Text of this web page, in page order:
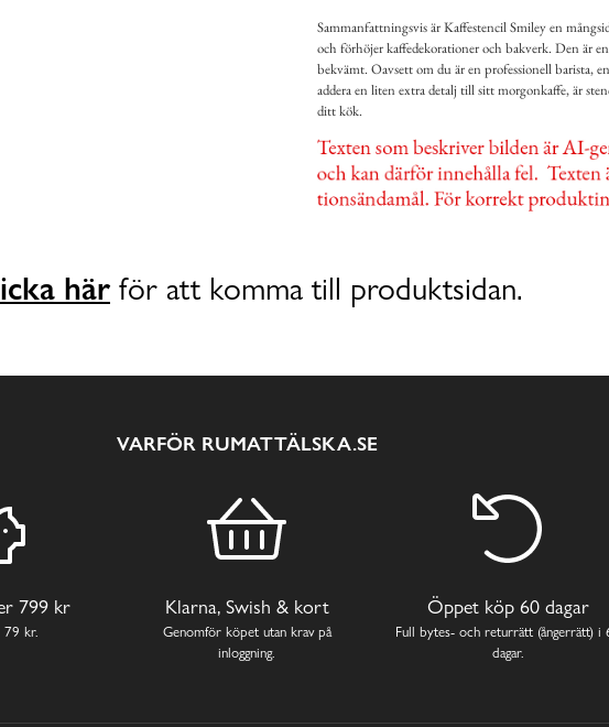
Sammanfattningsvis är Kaffestencil Smiley en
och förhöjer kaffedekorationer och bakverk. Den är
bekvämt. Oavsett om du är en professionell barista,
addera en liten extra detalj till sitt morgonkaffe, är
ditt kök.
här för att komma till produktsidan.
VARFÖR RUMATTÄLSKA.SE
799 kr
79 kr.
Klarna, Swish & kort
Genomför köpet utan krav på
inloggning.
Öppet köp 60 dagar
Full bytes- och returrätt (ångerrätt) i
dagar.